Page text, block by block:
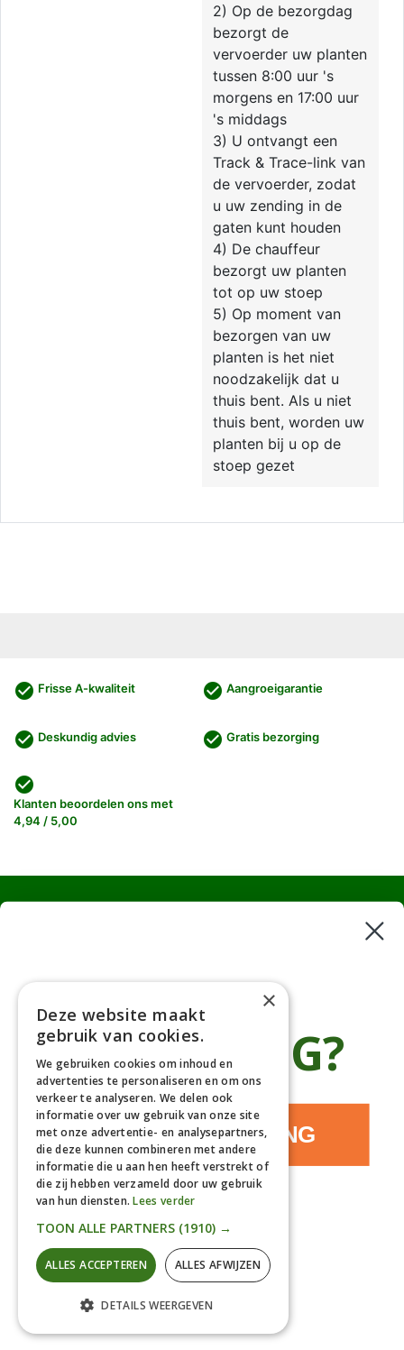
2) Op de bezorgdag
bezorgt de
vervoerder uw planten
tussen 8:00 uur 's
morgens en 17:00 uur
's middags
3) U ontvangt een
Track & Trace-link van
de vervoerder, zodat
u uw zending in de
gaten kunt houden
4) De chauffeur
bezorgt uw planten
tot op uw stoep
5) Op moment van
bezorgen van uw
planten is het niet
noodzakelijk dat u
thuis bent. Als u niet
thuis bent, worden uw
planten bij u op de
stoep gezet
check_circle Frisse A-kwaliteit check_circle Aangroeigarantie
check_circle Deskundig advies check_circle Gratis bezorging
check_circle
Klanten beoordelen ons met
4,94 / 5,00
Afhaaladres
Deurningerweg 50, 7623 AH Borne, Nederland
(op afspraak!)
Kantooradres
Bornsedijk 60, 7559 PT Hengelo, Nederland
085-0475588
06-17314481
info@gardline.nl
© 2026 Powered by Gardline™. All Rights Reserved
×
Deze website maakt
gebruik van cookies.
We gebruiken cookies om inhoud en
advertenties te personaliseren en om ons
verkeer te analyseren. We delen ook
informatie over uw gebruik van onze site
met onze advertentie- en analysepartners,
die deze kunnen combineren met andere
informatie die u aan hen heeft verstrekt of
die zij hebben verzameld door uw gebruik
van hun diensten.Lees verder
TOON ALLE PARTNERS (1910) →
ALLES ACCEPTEREN ALLES AFWIJZEN
DETAILS WEERGEVEN
€5 KORTING?
JA, IK WIL KORTING